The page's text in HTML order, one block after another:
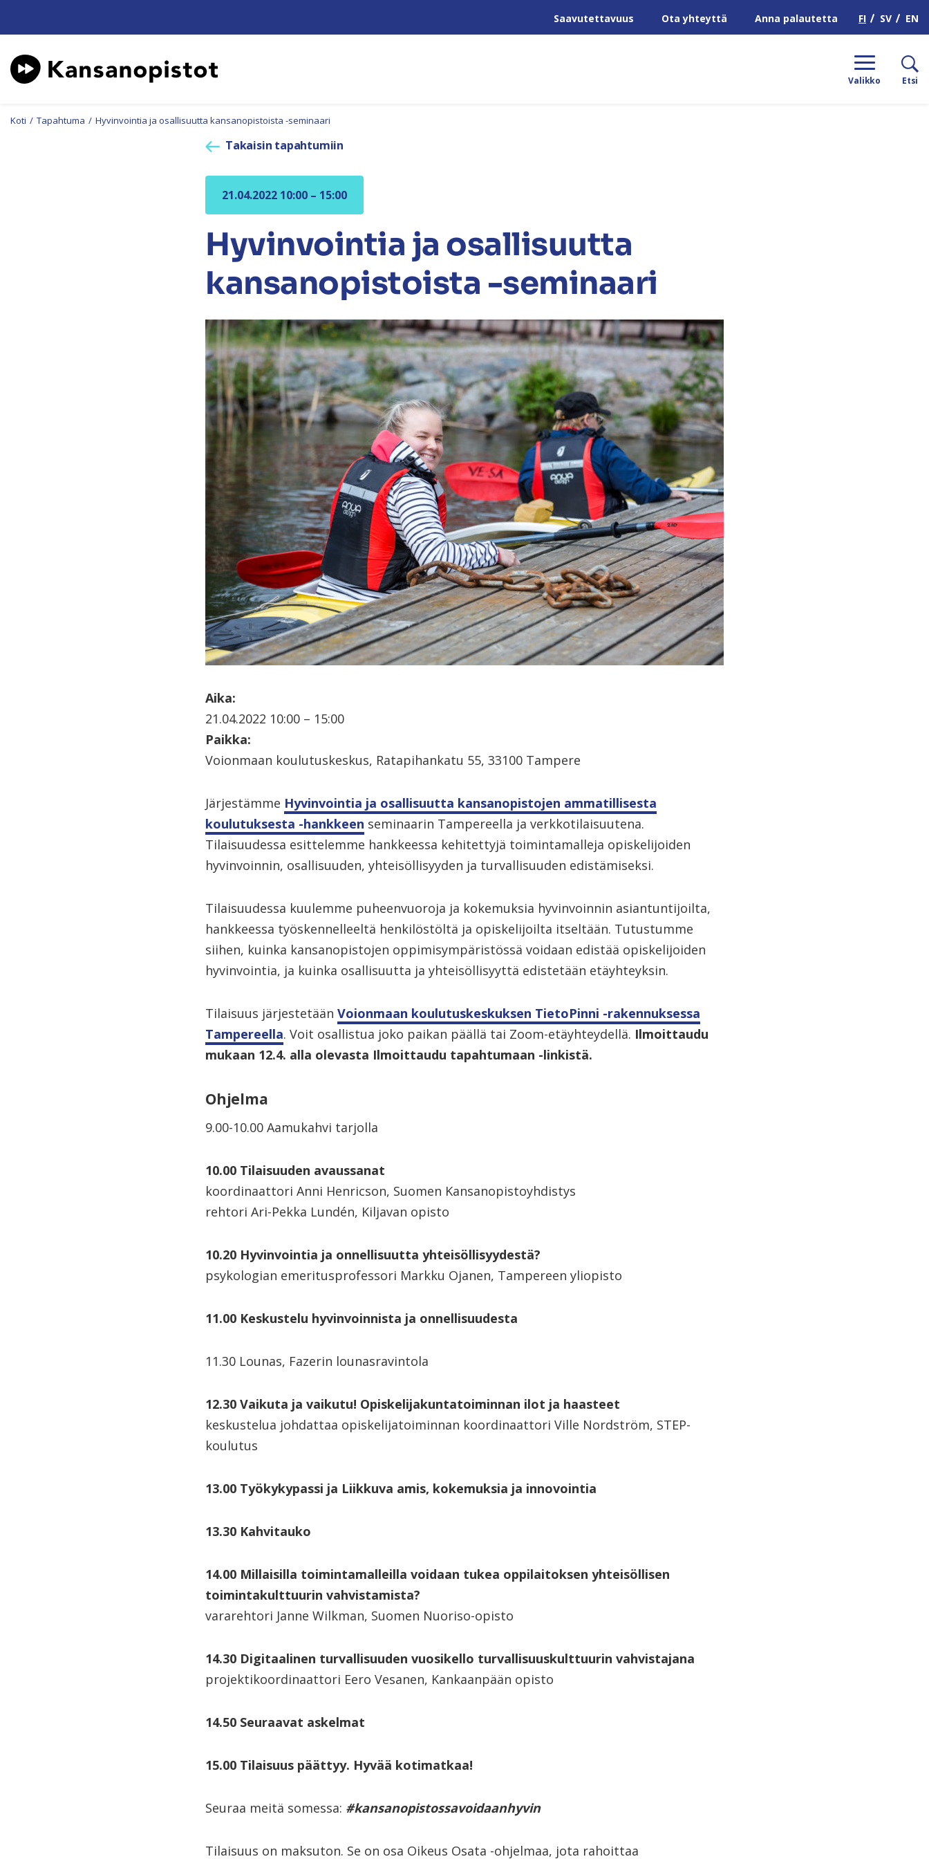
Saavutettavuus Ota yhteyttä Anna palautetta FI SV EN
Valikko Etsi
Koti / Tapahtuma / Hyvinvointia ja osallisuutta kansanopistoista -seminaari
Takaisin tapahtumiin
21.04.2022 10:00 – 15:00
Hyvinvointia ja osallisuutta
kansanopistoista -seminaari
Aika:
21.04.2022 10:00 – 15:00
Paikka:
Voionmaan koulutuskeskus, Ratapihankatu 55, 33100 Tampere
Järjestämme Hyvinvointia ja osallisuutta kansanopistojen ammatillisesta
koulutuksesta -hankkeen seminaarin Tampereella ja verkkotilaisuutena.
Tilaisuudessa esittelemme hankkeessa kehitettyjä toimintamalleja opiskelijoiden
hyvinvoinnin, osallisuuden, yhteisöllisyyden ja turvallisuuden edistämiseksi.
Tilaisuudessa kuulemme puheenvuoroja ja kokemuksia hyvinvoinnin asiantuntijoilta,
hankkeessa työskennelleeltä henkilöstöltä ja opiskelijoilta itseltään. Tutustumme
siihen, kuinka kansanopistojen oppimisympäristössä voidaan edistää opiskelijoiden
hyvinvointia, ja kuinka osallisuutta ja yhteisöllisyyttä edistetään etäyhteyksin.
Tilaisuus järjestetään Voionmaan koulutuskeskuksen TietoPinni -rakennuksessa
Tampereella. Voit osallistua joko paikan päällä tai Zoom-etäyhteydellä. Ilmoittaudu
mukaan 12.4. alla olevasta Ilmoittaudu tapahtumaan -linkistä.
Ohjelma
9.00-10.00 Aamukahvi tarjolla
10.00 Tilaisuuden avaussanat
koordinaattori Anni Henricson, Suomen Kansanopistoyhdistys
rehtori Ari-Pekka Lundén, Kiljavan opisto
10.20 Hyvinvointia ja onnellisuutta yhteisöllisyydestä?
psykologian emeritusprofessori Markku Ojanen, Tampereen yliopisto
11.00 Keskustelu hyvinvoinnista ja onnellisuudesta
11.30 Lounas, Fazerin lounasravintola
12.30 Vaikuta ja vaikutu! Opiskelijakuntatoiminnan ilot ja haasteet
keskustelua johdattaa opiskelijatoiminnan koordinaattori Ville Nordström, STEP-
koulutus
13.00 Työkykypassi ja Liikkuva amis, kokemuksia ja innovointia
13.30 Kahvitauko
14.00 Millaisilla toimintamalleilla voidaan tukea oppilaitoksen yhteisöllisen
toimintakulttuurin vahvistamista?
vararehtori Janne Wilkman, Suomen Nuoriso-opisto
14.30 Digitaalinen turvallisuuden vuosikello turvallisuuskulttuurin vahvistajana
projektikoordinaattori Eero Vesanen, Kankaanpään opisto
14.50 Seuraavat askelmat
15.00 Tilaisuus päättyy. Hyvää kotimatkaa!
Seuraa meitä somessa: #kansanopistossavoidaanhyvin
Tilaisuus on maksuton. Se on osa Oikeus Osata -ohjelmaa, jota rahoittaa